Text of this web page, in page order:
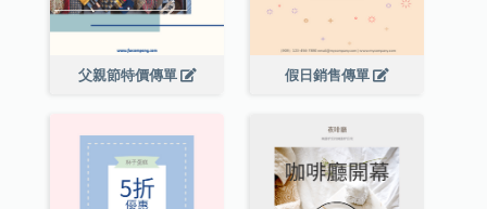
父親節特價傳單 假日銷售傳單